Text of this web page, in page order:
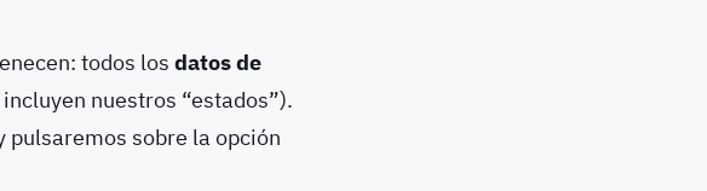
todos los datos de
nuestros “estados”).
pulsaremos sobre la opción